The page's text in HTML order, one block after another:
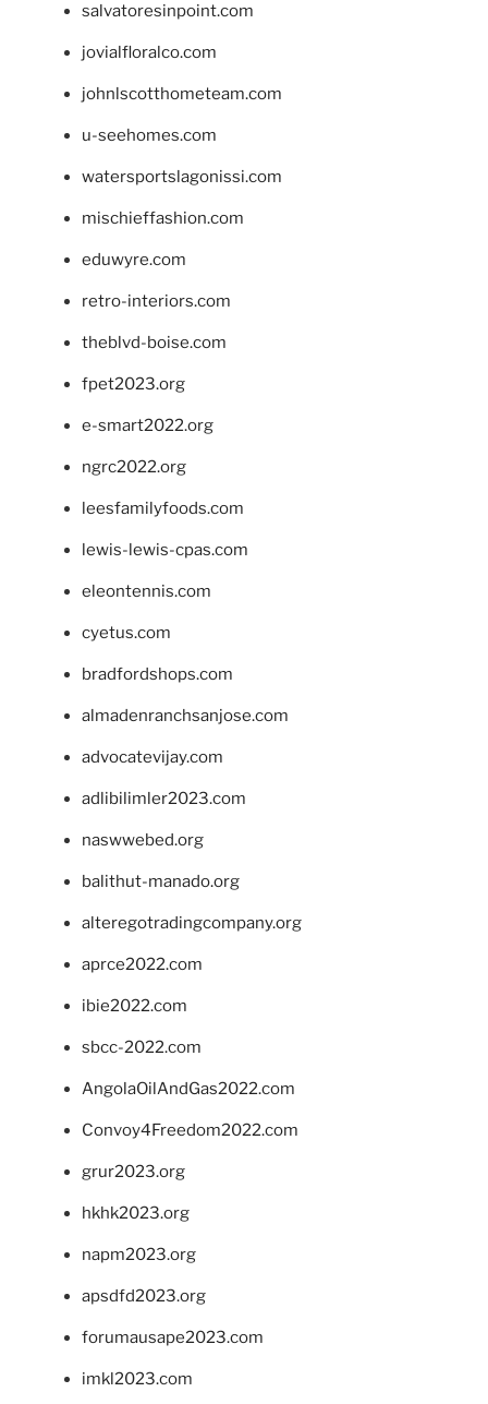
salvatoresinpoint.com
jovialfloralco.com
johnlscotthometeam.com
u-seehomes.com
watersportslagonissi.com
mischieffashion.com
eduwyre.com
retro-interiors.com
theblvd-boise.com
fpet2023.org
e-smart2022.org
ngrc2022.org
leesfamilyfoods.com
lewis-lewis-cpas.com
eleontennis.com
cyetus.com
bradfordshops.com
almadenranchsanjose.com
advocatevijay.com
adlibilimler2023.com
naswwebed.org
balithut-manado.org
alteregotradingcompany.org
aprce2022.com
ibie2022.com
sbcc-2022.com
AngolaOilAndGas2022.com
Convoy4Freedom2022.com
grur2023.org
hkhk2023.org
napm2023.org
apsdfd2023.org
forumausape2023.com
imkl2023.com